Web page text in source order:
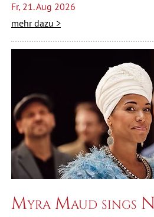
Fr, 21. Aug 2026
mehr dazu >
Myra Maud sings